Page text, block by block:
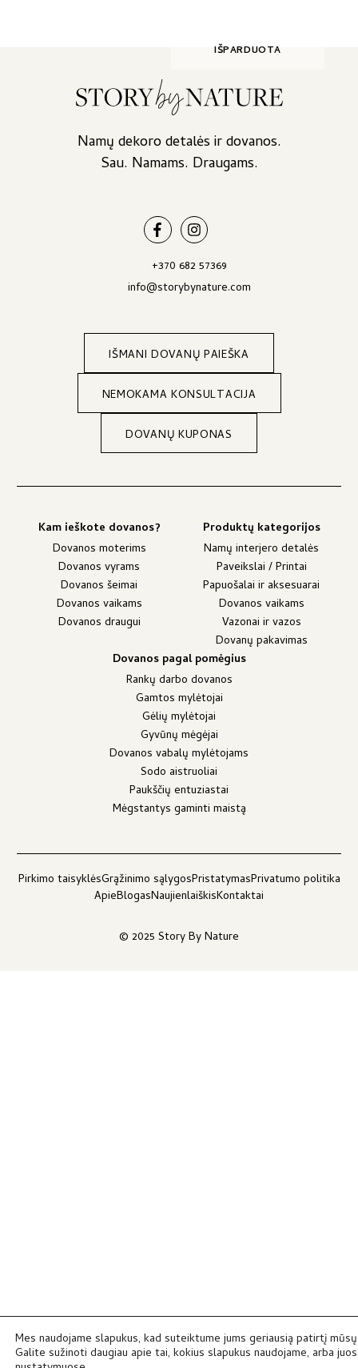
IŠPARDUOTA
Namų dekoro detalės ir dovanos.
Sau. Namams. Draugams.
+370 682 57369
info@storybynature.com
IŠMANI DOVANŲ PAIEŠKA
NEMOKAMA KONSULTACIJA
DOVANŲ KUPONAS
Kam ieškote dovanos?
Dovanos moterims
Dovanos vyrams
Dovanos šeimai
Dovanos vaikams
Dovanos draugui
Produktų kategorijos
Namų interjero detalės
Paveikslai / Printai
Papuošalai ir aksesuarai
Dovanos vaikams
Vazonai ir vazos
Dovanų pakavimas
Dovanos pagal pomėgius
Rankų darbo dovanos
Gamtos mylėtojai
Gėlių mylėtojai
Gyvūnų mėgėjai
Dovanos vabalų mylėtojams
Sodo aistruoliai
Paukščių entuziastai
Mėgstantys gaminti maistą
© 2025 Story By Nature
Pirkimo taisyklėsGrąžinimo sąlygosPristatymasPrivatumo politika
ApieBlogasNaujienlaiškisKontaktai
Mes naudojame slapukus, kad suteiktume jums geriausią patirtį
Galite sužinoti daugiau apie tai, kokius slapukus naudojame, arba